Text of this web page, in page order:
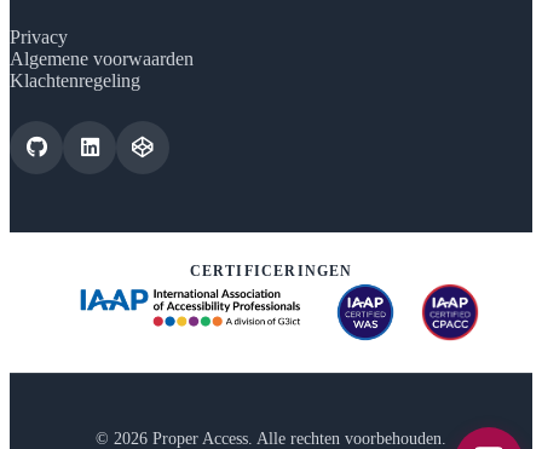
Privacy
Algemene voorwaarden
Klachtenregeling
CERTIFICERINGEN
© 2026 Proper Access. Alle rechten voorbehouden.